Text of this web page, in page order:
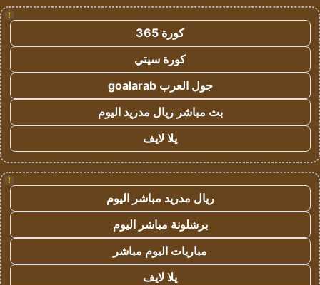
!
كورة 365
كورة سيتي
جول العرب goalarab
بث مباشر ريال مدريد اليوم
يلا لايف
!
ريال مدريد مباشر اليوم
برشلونة مباشر اليوم
مباريات اليوم مباشر
يلا لايف